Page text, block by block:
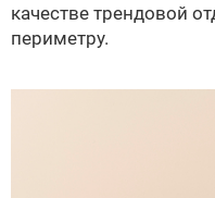
качестве трендовой
периметру.